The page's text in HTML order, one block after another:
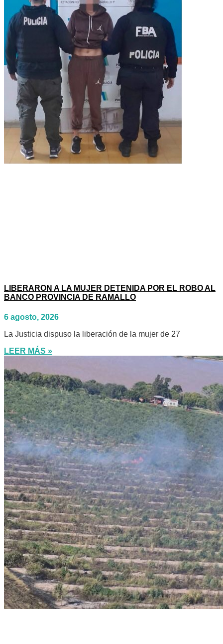
LIBERARON A LA MUJER DETENIDA POR EL ROBO AL
BANCO PROVINCIA DE RAMALLO
6 agosto, 2026
La Justicia dispuso la liberación de la mujer de 27
LEER MÁS »